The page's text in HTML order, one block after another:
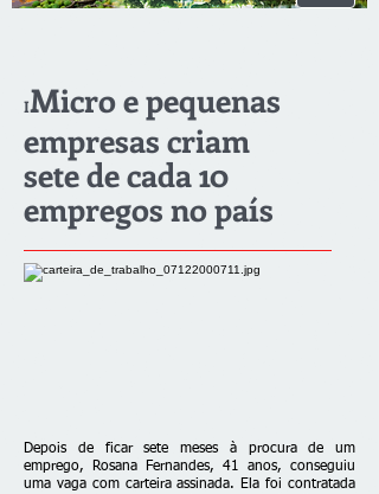
IMicro e pequenas
empresas criam
sete de cada 10
empregos no país
Depois de ficar sete meses à procura de um
emprego, Rosana Fernandes, 41 anos, conseguiu
uma vaga com carteira assinada. Ela foi contratada